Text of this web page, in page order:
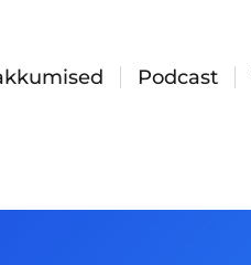
Podcast